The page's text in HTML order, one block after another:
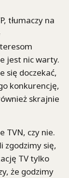
tłumaczy na
jest nic warty.
się doczekać,
konkurencję,
skrajnie
TVN, czy nie.
zgodzimy się,
TV tylko
że godzimy